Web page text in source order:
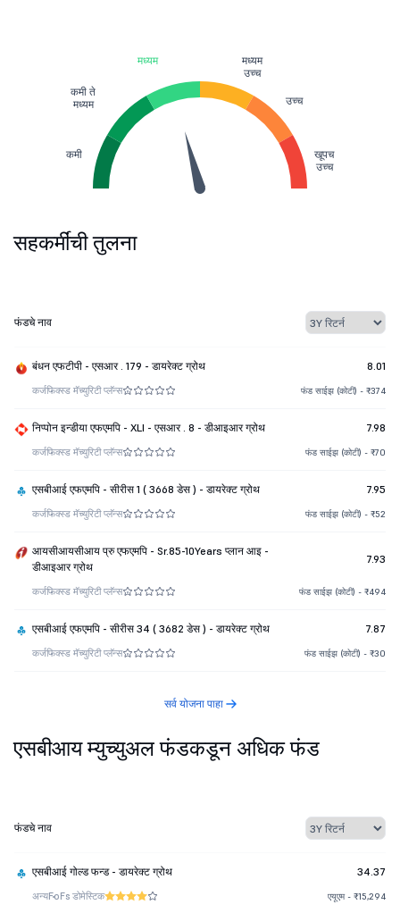
कमी
कमी ते
मध्यम
मध्यम
मध्यम
उच्च
उच्च
खूपच
उच्च
सहकर्मींची तुलना
फंडचे नाव
बंधन एफटीपी - एसआर . 179 - डायरेक्ट ग्रोथ 8.01
कर्जफिक्स्ड मॅच्युरिटी प्लॅन्स फंड साईझ (कोटी) - ₹374
निप्पोन इन्डीया एफएमपि - XLI - एसआर . 8 - डीआइआर ग्रोथ 7.98
कर्जफिक्स्ड मॅच्युरिटी प्लॅन्स फंड साईझ (कोटी) - ₹70
एसबीआई एफएमपि - सीरीस 1 ( 3668 डेस ) - डायरेक्ट ग्रोथ 7.95
कर्जफिक्स्ड मॅच्युरिटी प्लॅन्स फंड साईझ (कोटी) - ₹52
आयसीआयसीआय प्रु एफएमपि - Sr.85-10Years प्लान आइ -
डीआइआर ग्रोथ
7.93
कर्जफिक्स्ड मॅच्युरिटी प्लॅन्स फंड साईझ (कोटी) - ₹494
एसबीआई एफएमपि - सीरीस 34 ( 3682 डेस ) - डायरेक्ट ग्रोथ 7.87
कर्जफिक्स्ड मॅच्युरिटी प्लॅन्स फंड साईझ (कोटी) - ₹30
सर्व योजना पाहा
एसबीआय म्युच्युअल फंडकडून अधिक फंड
फंडचे नाव
एसबीआई गोल्ड फन्ड - डायरेक्ट ग्रोथ 34.37
अन्यFoFs डोमेस्टिक एयूएम - ₹15,294